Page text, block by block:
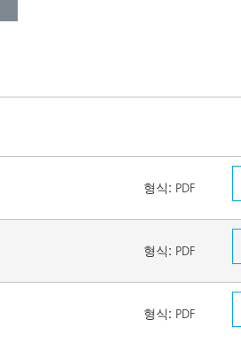
형식: PDF
형식: PDF
형식: PDF